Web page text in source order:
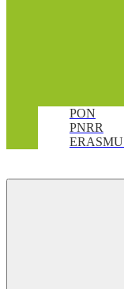
PON
PNRR